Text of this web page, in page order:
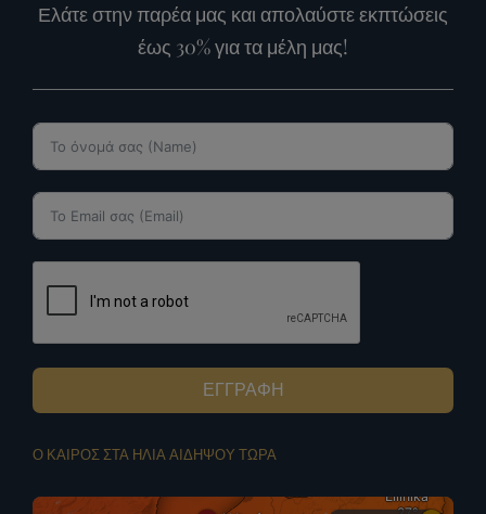
Ελάτε στην παρέα μας και απολαύστε εκπτώσεις
έως 30% για τα μέλη μας!
ΕΓΓΡΑΦΗ
Ο ΚΑΙΡΟΣ ΣΤΑ ΗΛΙΑ ΑΙΔΗΨΟΥ ΤΩΡΑ